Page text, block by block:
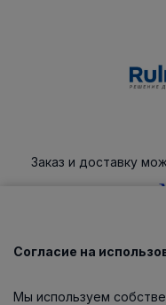
Заказ и доставку
Каталог
Согласие на
Мы используем